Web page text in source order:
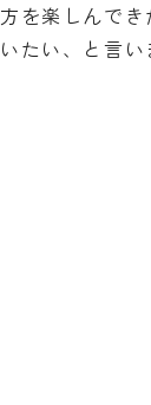
方を楽しんで
いたい、と言